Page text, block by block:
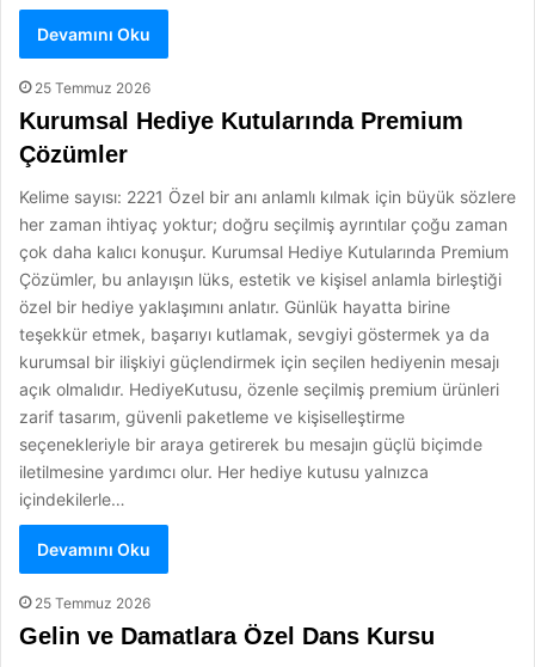
Devamını Oku
25 Temmuz 2026
Kurumsal Hediye Kutularında Premium
Çözümler
Kelime sayısı: 2221 Özel bir anı anlamlı kılmak için büyük sözlere
her zaman ihtiyaç yoktur; doğru seçilmiş ayrıntılar çoğu zaman
çok daha kalıcı konuşur. Kurumsal Hediye Kutularında Premium
Çözümler, bu anlayışın lüks, estetik ve kişisel anlamla birleştiği
özel bir hediye yaklaşımını anlatır. Günlük hayatta birine
teşekkür etmek, başarıyı kutlamak, sevgiyi göstermek ya da
kurumsal bir ilişkiyi güçlendirmek için seçilen hediyenin mesajı
açık olmalıdır. HediyeKutusu, özenle seçilmiş premium ürünleri
zarif tasarım, güvenli paketleme ve kişiselleştirme
seçenekleriyle bir araya getirerek bu mesajın güçlü biçimde
iletilmesine yardımcı olur. Her hediye kutusu yalnızca
içindekilerle…
Devamını Oku
25 Temmuz 2026
Gelin ve Damatlara Özel Dans Kursu